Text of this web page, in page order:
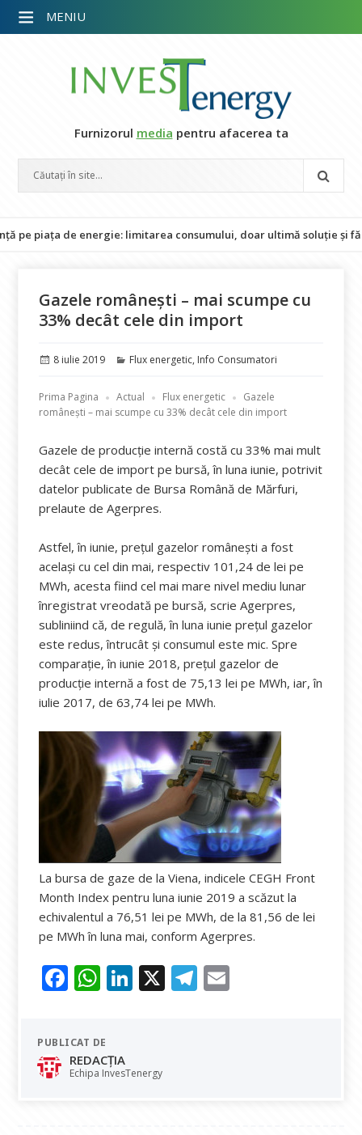
Furnizorul media pentru afacerea ta
de energie: limitarea consumului, doar ultimă soluție și fără
Gazele românești – mai scumpe cu
33% decât cele din import
Publicat
8 iulie 2019 Categorii
Flux energetic, Info Consumatori
Prima Pagina Actual Flux energetic
Gazele
românești – mai scumpe cu 33% decât cele din import
Gazele de producţie internă costă cu 33% mai mult
decât cele de import pe bursă, în luna iunie, potrivit
datelor publicate de Bursa Română de Mărfuri,
prelaute de Agerpres.
Astfel, în iunie, preţul gazelor româneşti a fost
acelaşi cu cel din mai, respectiv 101,24 de lei pe
MWh, acesta fiind cel mai mare nivel mediu lunar
înregistrat vreodată pe bursă, scrie Agerpres,
subliniind că, de regulă, în luna iunie preţul gazelor
este redus, întrucât şi consumul este mic. Spre
comparaţie, în iunie 2018, preţul gazelor de
producţie internă a fost de 75,13 lei pe MWh, iar, în
iulie 2017, de 63,74 lei pe MWh.
La bursa de gaze de la Viena, indicele CEGH Front
Month Index pentru luna iunie 2019 a scăzut la
echivalentul a 76,51 lei pe MWh, de la 81,56 de lei
pe MWh în luna mai, conform Agerpres.
F
e
b
o
W
at
s
A
Li
dI
X T
PUBLICAT DE
REDACȚIA
Echipa InvesTenergy
MENIU